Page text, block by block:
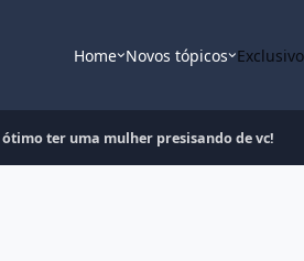
Home Novos tópicos
ótimo ter uma mulher presisando de vc!